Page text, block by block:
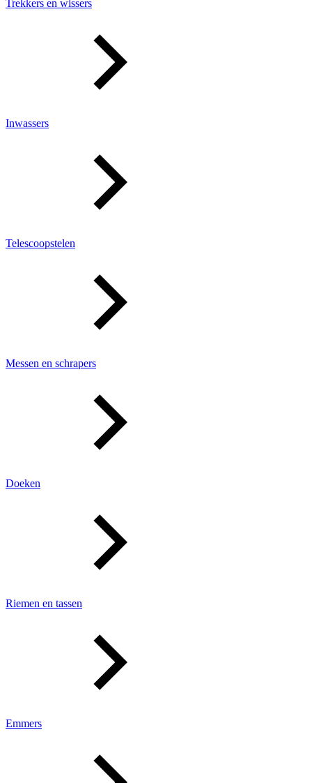
Trekkers en wissers
Inwassers
Telescoopstelen
Messen en schrapers
Doeken
Riemen en tassen
Emmers